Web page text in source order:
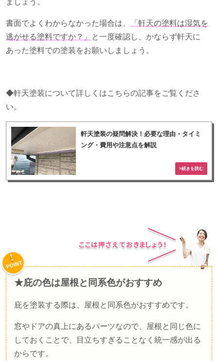
書面でよくわからなかった場合は、
「軒天の塗料は湿気を
逃がせる塗料ですか？」
と一度確認し、かならず軒天に
あった塗料での塗装をお願いしましょう。
◆軒天塗装について詳しくはこちらの記事をご覧くださ
い。
軒天塗装の疑問解決！必要な理由・タイミ
ング・費用や注意点を解説
★庇の色は屋根と同系色がおすすめ
庇を塗装する際は、屋根と同系色がおすすめです。
窓やドアの真上にあるパーツなので、屋根と同じ色に
しておくことで、目立ちすぎることなく統一感が出る
からです。